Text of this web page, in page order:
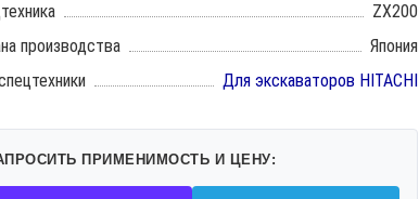
ZX200
производства
Япония
Для экскаваторов HITACHI
ПРИМЕНИМОСТЬ И ЦЕНУ: